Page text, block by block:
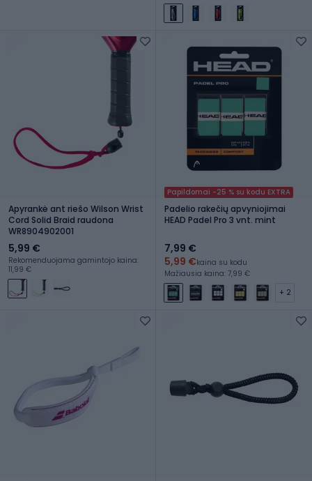
Apyrankė ant riešo Wilson Wrist
Cord Solid Braid raudona
WR8904902001
5,99 €
Rekomenduojama gamintojo kaina:
11,99 €
Papildomai -25 % su kodu EXTRA
Padelio rakečių apvyniojimai
HEAD Padel Pro 3 vnt. mint
7,99 €
5,99 €kaina su kodu
Mažiausia kaina: 7,99 €
+ 2